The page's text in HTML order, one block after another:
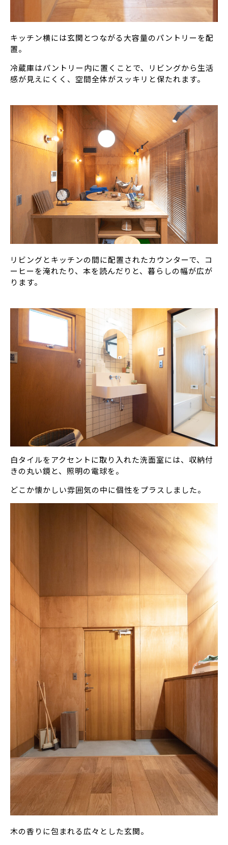
キッチン横には玄関とつながる大容量のパントリーを配
置。
冷蔵庫はパントリー内に置くことで、リビングから生活
感が見えにくく、空間全体がスッキリと保たれます。
リビングとキッチンの間に配置されたカウンターで、コ
ーヒーを淹れたり、本を読んだりと、暮らしの幅が広が
ります。
白タイルをアクセントに取り入れた洗面室には、収納付
きの丸い鏡と、照明の電球を。
どこか懐かしい雰囲気の中に個性をプラスしました。
木の香りに包まれる広々とした玄関。